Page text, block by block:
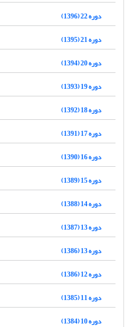
دوره 22 (1396)
دوره 21 (1395)
دوره 20 (1394)
دوره 19 (1393)
دوره 18 (1392)
دوره 17 (1391)
دوره 16 (1390)
دوره 15 (1389)
دوره 14 (1388)
دوره 13 (1387)
دوره 13 (1386)
دوره 12 (1386)
دوره 11 (1385)
دوره 10 (1384)